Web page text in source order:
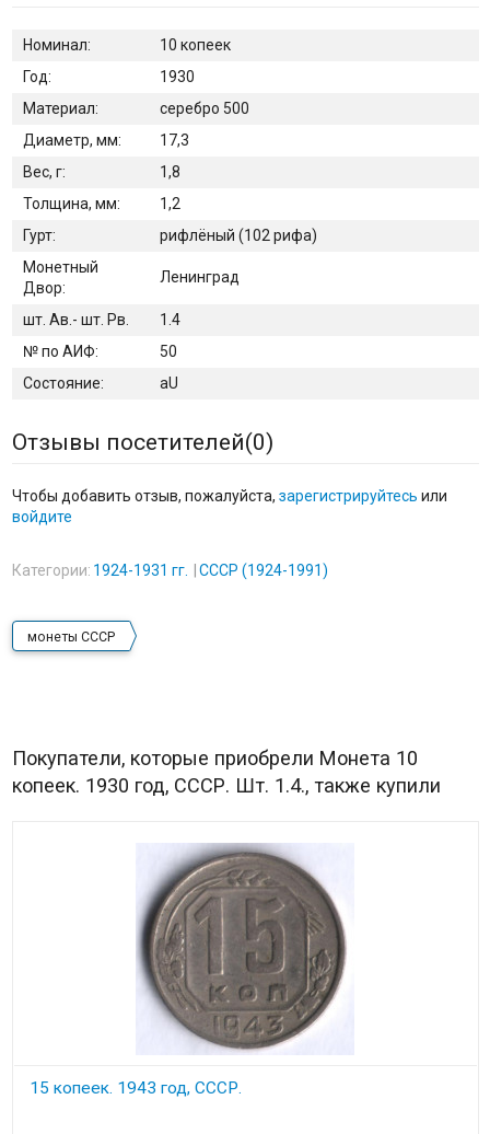
Номинал:
10 копеек
Год:
1930
Материал:
серебро 500
Диаметр, мм:
17,3
Вес, г:
1,8
Толщина, мм:
1,2
Гурт:
рифлёный (102 рифа)
Монетный
Двор:
Ленинград
шт. Ав.- шт. Рв.
1.4
№ по АИФ:
50
Состояние:
aU
Отзывы посетителей(0)
Чтобы добавить отзыв, пожалуйста, зарегистрируйтесь или
войдите
Категории: 1924-1931 гг. СССР (1924-1991)
монеты СССР
Покупатели, которые приобрели Монета 10
копеек. 1930 год, СССР. Шт. 1.4., также купили
15 копеек. 1943 год, СССР.